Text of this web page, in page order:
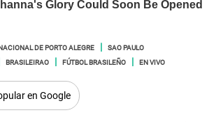
DE PORTO ALEGRE
SAO PAULO
BRASILEIRAO FÚTBOL BRASILEÑO EN VIVO
en Google